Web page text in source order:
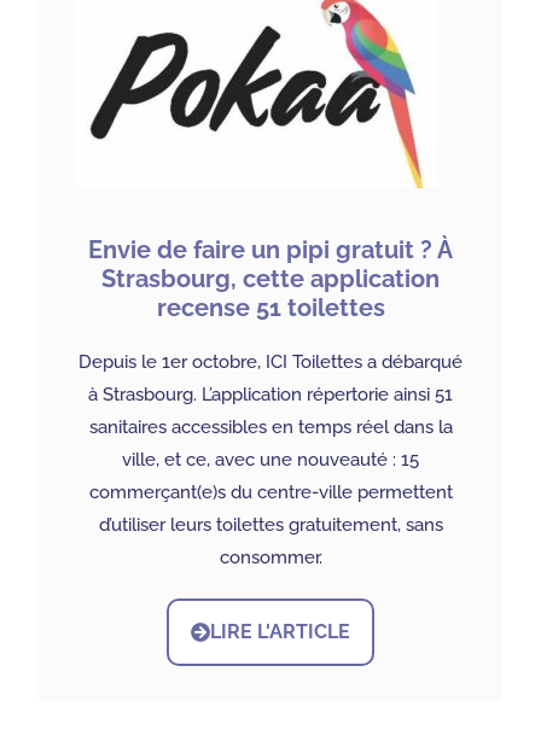
Envie de faire un pipi gratuit ? À
Strasbourg, cette application
recense 51 toilettes
Depuis le 1er octobre, ICI Toilettes a débarqué
à Strasbourg. L’application répertorie ainsi 51
sanitaires accessibles en temps réel dans la
ville, et ce, avec une nouveauté : 15
commerçant(e)s du centre-ville permettent
d’utiliser leurs toilettes gratuitement, sans
consommer.
LIRE L'ARTICLE